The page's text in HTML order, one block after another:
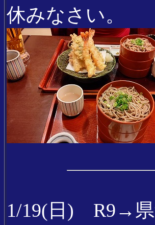
休みなさい。
1/19(日) R9→県